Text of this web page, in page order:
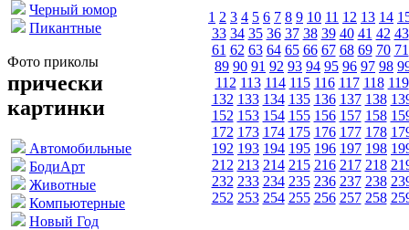
Черный юмор
Пикантные
Фото приколы
прически
картинки
Автомобильные
БодиАрт
Животные
Компьютерные
Новый Год
1 2 3 4 5 6 7 8 9 10 11 12 13 14
33 34 35 36 37 38 39 40 41 42 43
61 62 63 64 65 66 67 68 69 70 71
89 90 91 92 93 94 95 96 97 98
112 113 114 115 116 117 118 119
132 133 134 135 136 137 138
152 153 154 155 156 157 158
172 173 174 175 176 177 178
192 193 194 195 196 197 198
212 213 214 215 216 217 218
232 233 234 235 236 237 238
252 253 254 255 256 257 258